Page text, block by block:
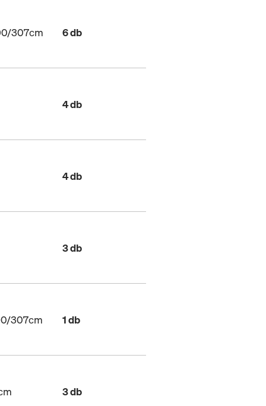
307cm 6 db
4 db
4 db
3 db
307cm 1 db
3 db